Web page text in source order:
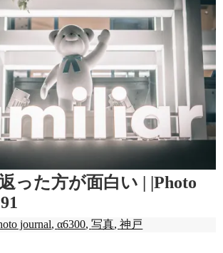
った方が面白い | |Photo
journal,α6300,写真,神戸